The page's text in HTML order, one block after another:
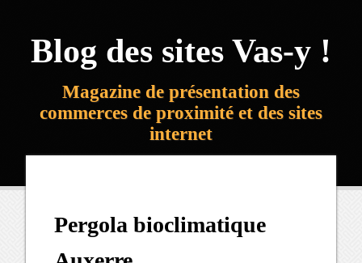
Blog des sites Vas-y !
Magazine de présentation des
commerces de proximité et des sites
internet
Pergola bioclimatique